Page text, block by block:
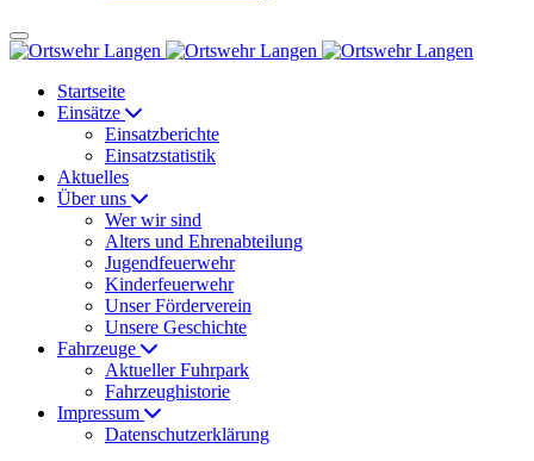
Startseite
Einsätze
Einsatzberichte
Einsatzstatistik
Aktuelles
Über uns
Wer wir sind
Alters und Ehrenabteilung
Jugendfeuerwehr
Kinderfeuerwehr
Unser Förderverein
Unsere Geschichte
Fahrzeuge
Aktueller Fuhrpark
Fahrzeughistorie
Impressum
Datenschutzerklärung